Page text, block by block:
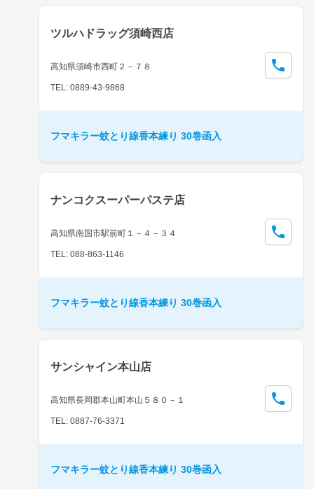
ツルハドラッグ須崎西店
高知県須崎市西町２－７８
TEL: 0889-43-9868
フマキラー蚊とり線香本練り 30巻函入
ナンコクスーパーパステ店
高知県南国市駅前町１－４－３４
TEL: 088-863-1146
フマキラー蚊とり線香本練り 30巻函入
サンシャイン本山店
高知県長岡郡本山町本山５８０－１
TEL: 0887-76-3371
フマキラー蚊とり線香本練り 30巻函入